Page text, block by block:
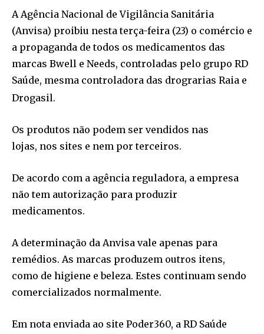
A Agência Nacional de Vigilância Sanitária
(Anvisa) proibiu nesta terça-feira (23) o comércio e
a propaganda de todos os medicamentos das
marcas Bwell e Needs, controladas pelo grupo RD
Saúde, mesma controladora das drograrias Raia e
Drogasil.
Os produtos não podem ser vendidos nas
lojas, nos sites e nem por terceiros.
De acordo com a agência reguladora, a empresa
não tem autorização para produzir
medicamentos.
A determinação da Anvisa vale apenas para
remédios. As marcas produzem outros itens,
como de higiene e beleza. Estes continuam sendo
comercializados normalmente.
Em nota enviada ao site Poder360, a RD Saúde